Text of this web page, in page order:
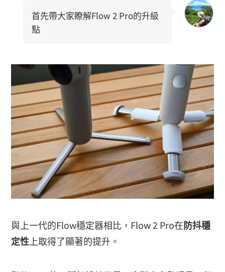
首先帶大家瞭解Flow 2 Pro的升級
點
與上一代的Flow穩定器相比，Flow 2 Pro在防抖穩
定性 上取得了顯著的提升。